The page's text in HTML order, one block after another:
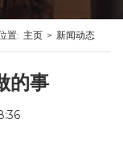
置: 主页 > 新闻动态
的事